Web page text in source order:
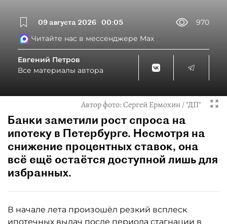
09 августа 2026 00:05
970
Читайте нас в мессенджере Max
Евгений Петров
Все материалы автора
Автор фото:Сергей Ермохин / "ДП"
Банки заметили рост спроса на
ипотеку в Петербурге. Несмотря на
снижение процентных ставок, она
всё ещё остаётся доступной лишь для
избранных.
В начале лета произошёл резкий всплеск
ипотечных выдач после периода стагнации в